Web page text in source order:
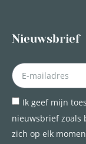
Nieuwsbrief
Ik geef mijn
nieuwsbrief zoals
zich op elk